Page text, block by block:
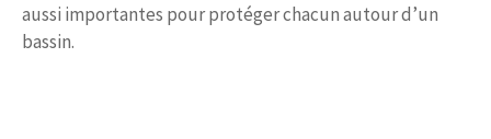
aussi importantes pour protéger chacun autour d’un
bassin.